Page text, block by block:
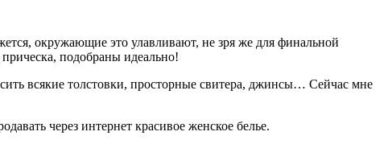
окружающие это улавливают, не зря же для финальной
подобраны идеально!
всякие толстовки, просторные свитера, джинсы… Сейчас мне
через интернет красивое женское белье.